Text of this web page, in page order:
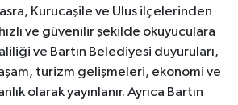
Kurucaşile ve Ulus ilçelerinden
ve güvenilir şekilde okuyuculara
ve Bartın Belediyesi duyuruları,
turizm gelişmeleri, ekonomi ve
olarak yayınlanır. Ayrıca Bartın